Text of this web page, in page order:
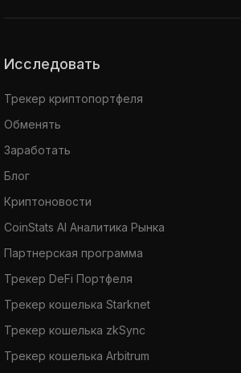
Исследовать
Трекер криптопортфеля
Обменять
Заработать
Блог
Криптоновости
CoinStats AI Аналитика Рынка
Партнерская программа
Трекер DeFi Портфеля
Трекер кошелька Starknet
Трекер кошелька zkSync
Трекер кошелька Arbitrum